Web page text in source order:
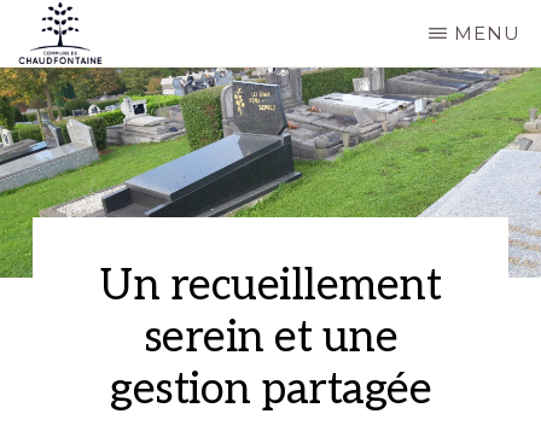
Passer
au
contenu
principal
COMMUNE
DE
CHAUDFONTAINE
Site
officiel
de
la
commune
de
Chaudfontaine
MENU
Un recueillement
serein et une
gestion partagée